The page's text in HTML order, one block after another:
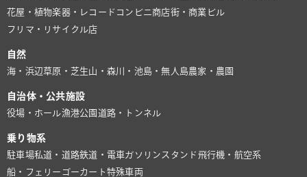
花屋・植物楽器・レコード コンビニ商店街・商業ビル
フリマ・リサイクル店
自然
海・浜辺草原・芝生山・森川・池 島・無人島農家・農園
自治体・公共施設
役場・ホール漁港公園 道路・トンネル
乗り物系
駐車場私道・道路鉄道・電車ガソリンスタンド 飛行機・航空系
船・フェリー ゴーカート特殊車両